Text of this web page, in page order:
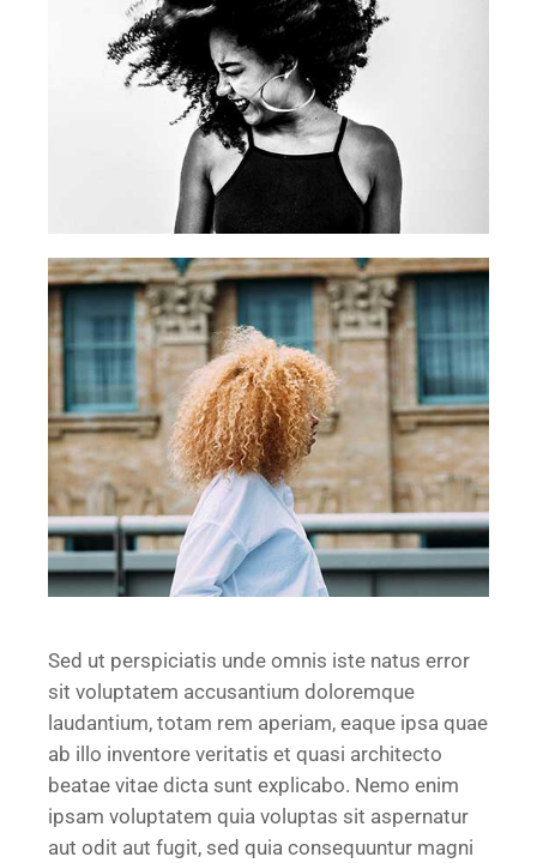
Sed ut perspiciatis unde omnis iste natus error
sit voluptatem accusantium doloremque
laudantium, totam rem aperiam, eaque ipsa quae
ab illo inventore veritatis et quasi architecto
beatae vitae dicta sunt explicabo. Nemo enim
ipsam voluptatem quia voluptas sit aspernatur
aut odit aut fugit, sed quia consequuntur magni